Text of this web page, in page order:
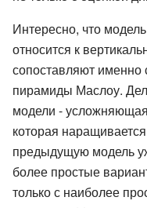
Интересно, что модель
относится к
сопоставляют именно
пирамиды Маслоу.
модели -
которая
предыдущую модель
более простые
только с наиболее